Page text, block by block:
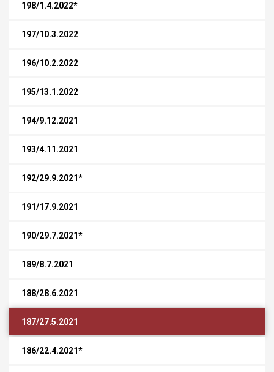
198/1.4.2022*
197/10.3.2022
196/10.2.2022
195/13.1.2022
194/9.12.2021
193/4.11.2021
192/29.9.2021*
191/17.9.2021
190/29.7.2021*
189/8.7.2021
188/28.6.2021
187/27.5.2021
186/22.4.2021*